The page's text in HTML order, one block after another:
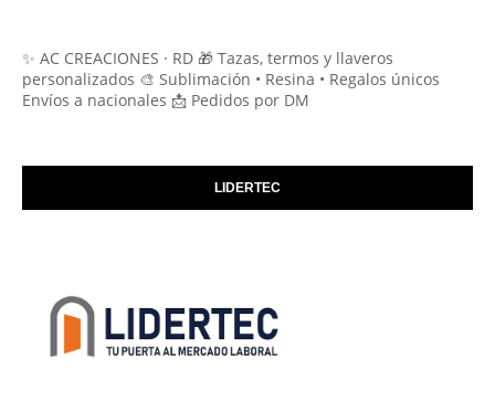
✨ AC CREACIONES · RD 🎁 Tazas, termos y llaveros
personalizados 🎨 Sublimación • Resina • Regalos únicos
Envíos a nacionales 📩 Pedidos por DM
LIDERTEC